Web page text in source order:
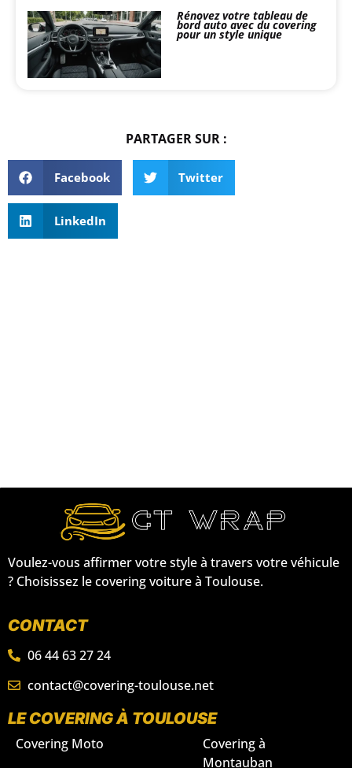
Rénovez votre tableau de
bord auto avec du covering
pour un style unique
PARTAGER SUR :
Facebook Twitter
LinkedIn
Voulez-vous affirmer votre style à travers votre véhicule
? Choisissez le covering voiture à Toulouse.
CONTACT
06 44 63 27 24
contact@covering-toulouse.net
LE COVERING À TOULOUSE
Covering Moto
Covering à
Montauban